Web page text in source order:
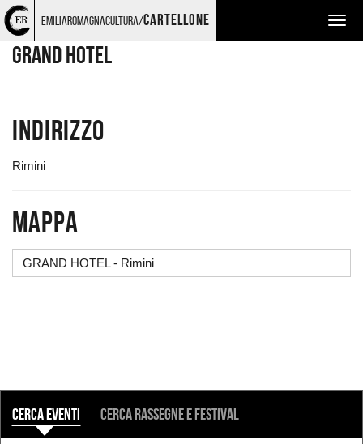
Torna
alla
home
page
Cerca
nel
sito
Salta
ai
contenuti
Salta
al
menu
principale
emiliaromagnacultura/cartellone
LUOGHI
GRAND HOTEL
Indirizzo
Rimini
Mappa
GRAND HOTEL - Rimini
COSA
Cerca eventi Cerca rassegne e festival